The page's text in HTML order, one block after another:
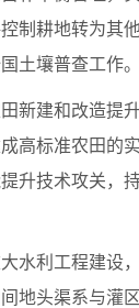
制耕地转为
土壤普查工作。
新建和改造
高标准农田的
升技术攻关，
水利工程建
地头渠系与